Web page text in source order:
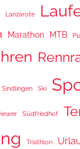
Lanzarote
Marathon MTB
Sindlingen Ski
Südfriedhof
Triathlon